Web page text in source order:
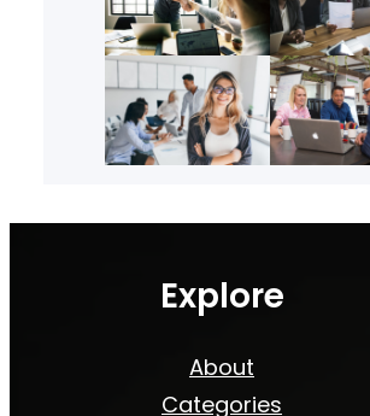
Explore
About
Categories